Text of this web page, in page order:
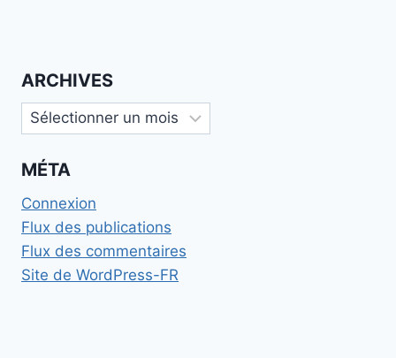
ARCHIVES
Archives
MÉTA
Connexion
Flux des publications
Flux des commentaires
Site de WordPress-FR